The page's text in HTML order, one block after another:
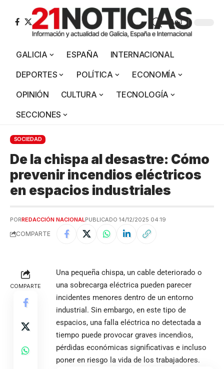
Aa
GALICIA ESPAÑA
INTERNACIONAL
DEPORTES
POLÍTICA
ECONOMÍA
OPINIÓN
CULTURA
TECNOLOGÍA
SECCIONES
SOCIEDAD
De la chispa al desastre: Cómo
prevenir incendios eléctricos
en espacios industriales
PORREDACCIÓN NACIONALPUBLICADO 14/12/2025 04:19
COMPARTE
COMPARTE
Una pequeña chispa, un cable deteriorado o
una sobrecarga eléctrica pueden parecer
incidentes menores dentro de un entorno
industrial. Sin embargo, en este tipo de
espacios, una falla eléctrica no detectada a
tiempo puede provocar graves incendios,
pérdidas económicas significativas e incluso
poner en riesgo la vida de los trabajadores.